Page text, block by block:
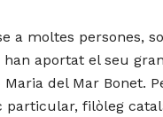
a moltes persones,
aportat el seu
Maria del Mar Bonet.
filòleg